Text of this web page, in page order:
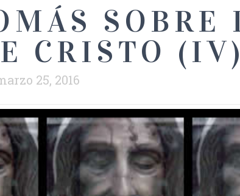
SOBRE
CRISTO (IV)
25, 2016